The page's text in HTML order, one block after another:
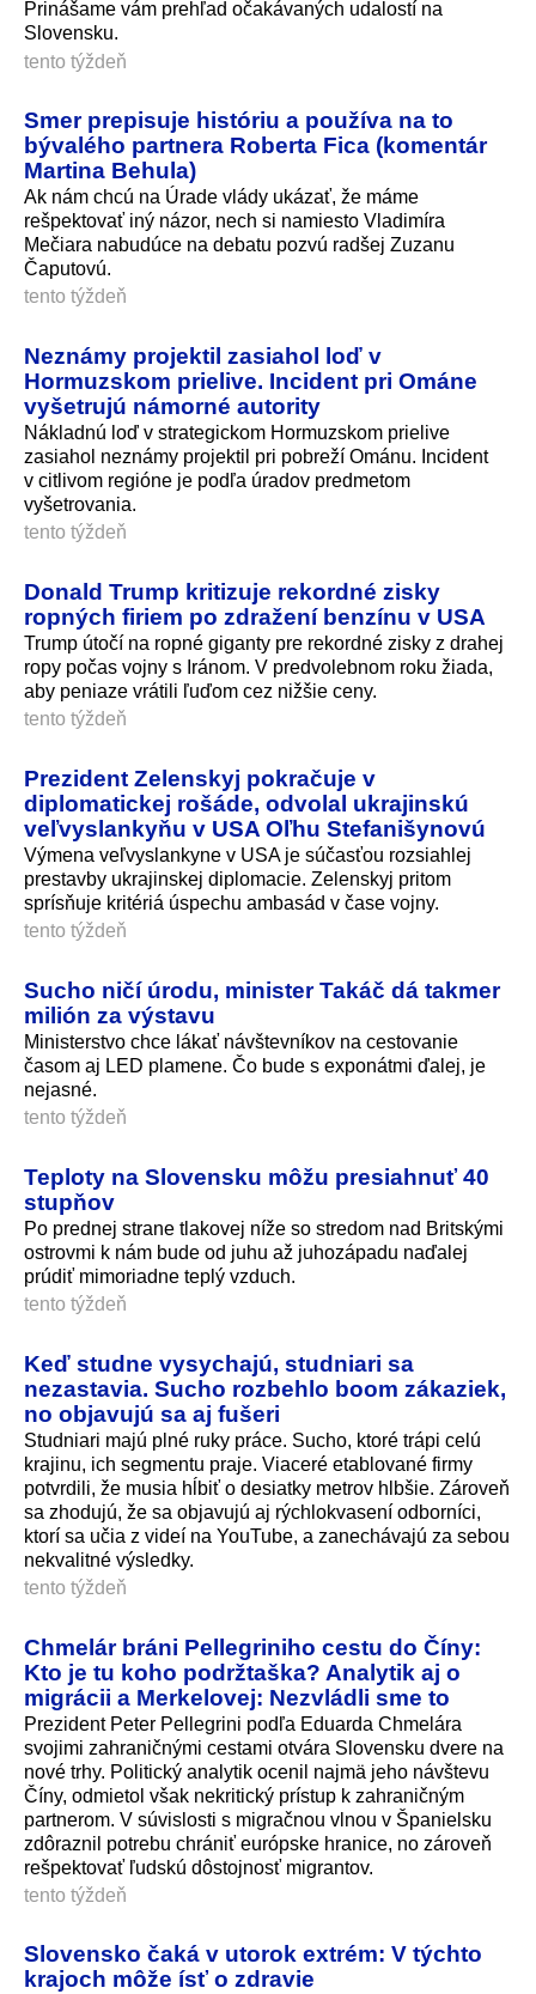
Prinášame vám prehľad očakávaných udalostí na
Slovensku.
tento týždeň
Smer prepisuje históriu a používa na to
bývalého partnera Roberta Fica (komentár
Martina Behula)
Ak nám chcú na Úrade vlády ukázať, že máme
rešpektovať iný názor, nech si namiesto Vladimíra
Mečiara nabudúce na debatu pozvú radšej Zuzanu
Čaputovú.
tento týždeň
Neznámy projektil zasiahol loď v
Hormuzskom prielive. Incident pri Ománe
vyšetrujú námorné autority
Nákladnú loď v strategickom Hormuzskom prielive
zasiahol neznámy projektil pri pobreží Ománu. Incident
v citlivom regióne je podľa úradov predmetom
vyšetrovania.
tento týždeň
Donald Trump kritizuje rekordné zisky
ropných firiem po zdražení benzínu v USA
Trump útočí na ropné giganty pre rekordné zisky z drahej
ropy počas vojny s Iránom. V predvolebnom roku žiada,
aby peniaze vrátili ľuďom cez nižšie ceny.
tento týždeň
Prezident Zelenskyj pokračuje v
diplomatickej rošáde, odvolal ukrajinskú
veľvyslankyňu v USA Oľhu Stefanišynovú
Výmena veľvyslankyne v USA je súčasťou rozsiahlej
prestavby ukrajinskej diplomacie. Zelenskyj pritom
sprísňuje kritériá úspechu ambasád v čase vojny.
tento týždeň
Sucho ničí úrodu, minister Takáč dá takmer
milión za výstavu
Ministerstvo chce lákať návštevníkov na cestovanie
časom aj LED plamene. Čo bude s exponátmi ďalej, je
nejasné.
tento týždeň
Teploty na Slovensku môžu presiahnuť 40
stupňov
Po prednej strane tlakovej níže so stredom nad Britskými
ostrovmi k nám bude od juhu až juhozápadu naďalej
prúdiť mimoriadne teplý vzduch.
tento týždeň
Keď studne vysychajú, studniari sa
nezastavia. Sucho rozbehlo boom zákaziek,
no objavujú sa aj fušeri
Studniari majú plné ruky práce. Sucho, ktoré trápi celú
krajinu, ich segmentu praje. Viaceré etablované firmy
potvrdili, že musia hĺbiť o desiatky metrov hlbšie. Zároveň
sa zhodujú, že sa objavujú aj rýchlokvasení odborníci,
ktorí sa učia z videí na YouTube, a zanechávajú za sebou
nekvalitné výsledky.
tento týždeň
Chmelár bráni Pellegriniho cestu do Číny:
Kto je tu koho podržtaška? Analytik aj o
migrácii a Merkelovej: Nezvládli sme to
Prezident Peter Pellegrini podľa Eduarda Chmelára
svojimi zahraničnými cestami otvára Slovensku dvere na
nové trhy. Politický analytik ocenil najmä jeho návštevu
Číny, odmietol však nekritický prístup k zahraničným
partnerom. V súvislosti s migračnou vlnou v Španielsku
zdôraznil potrebu chrániť európske hranice, no zároveň
rešpektovať ľudskú dôstojnosť migrantov.
tento týždeň
Slovensko čaká v utorok extrém: V týchto
krajoch môže ísť o zdravie